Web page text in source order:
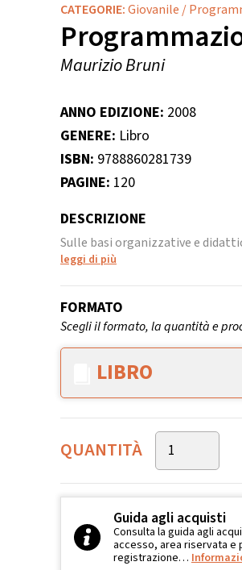
CATEGORIE:Giovanile /
Maurizio Bruni
ANNO EDIZIONE: 2008
GENERE: Libro
ISBN: 9788860281739
PAGINE: 120
DESCRIZIONE
Sulle basi organizzative e
leggi di più
FORMATO
Scegli il formato, la quantità e
LIBRO
QUANTITÀ
Guida agli acquisti
Consulta la guida agli
accesso, area riservata
registrazione…